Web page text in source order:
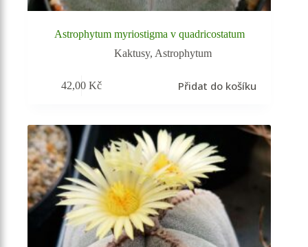
Astrophytum myriostigma v quadricostatum
Kaktusy, Astrophytum
42,00Kč Přidat do košíku